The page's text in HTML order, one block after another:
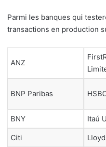
Parmi les banques qui
transactions en production
ANZ
BNP Paribas
BNY Itaú
Citi